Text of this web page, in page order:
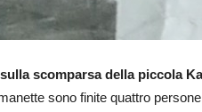
scomparsa della piccola
sono finite quattro